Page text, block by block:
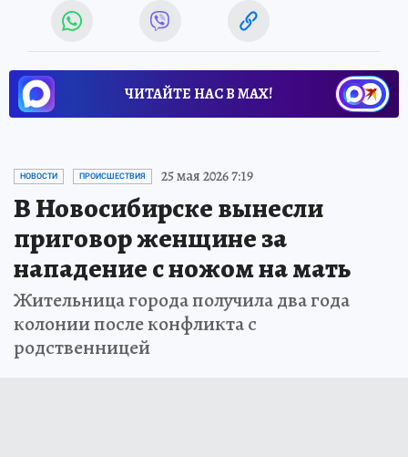
ЧИТАЙТЕ НАС В МАХ!
НОВОСТИ ПРОИСШЕСТВИЯ 25 мая 2026 7:19
В Новосибирске вынесли
приговор женщине за
нападение с ножом на мать
Жительница города получила два года
колонии после конфликта с
родственницей